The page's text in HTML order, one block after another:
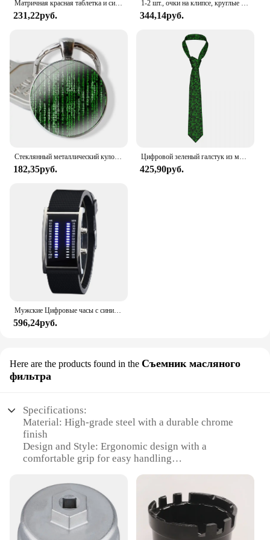
Матричная красная таблетка и синяя таблетка Выберите свою жизнь холст печать домашний декор живопись плакат современное настенное искусство Рождественский подарок
231,22руб.
1-2 шт., очки на клипсе, круглые солнцезащитные очки без оправы Matrix Morpheus, мини-безрамочные винтажные мужские очки UV400
344,14руб.
Стеклянный металлический кулон, брелок для ключей, классический мужской и женский брелок для ключей, аксессуары, ювелирные изделия, подарки, матричный хакер
182,35руб.
Цифровой зеленый галстук из матрицы и компьютерного кода, галстук унисекс из полиэстера, 8 см, галстук для мужчин, повседневные классические аксессуары для рубашек
425,90руб.
Мужские Цифровые часы с синим светодиодом Matrix, Классические креативные модные черные наручные часы
596,24руб.
Here are the products found in the Съемник масляного
фильтра
Specifications:
Material: High-grade steel with a durable chrome
finish
Design and Style: Ergonomic design with a
comfortable grip for easy handling
various vehicles
Typical Adaptive Scenario: Suitable for both
professional mechanics and DIY enthusiasts
Shape or Size or Weight or Quantity: Compact and
lightweight, easy to store and transport